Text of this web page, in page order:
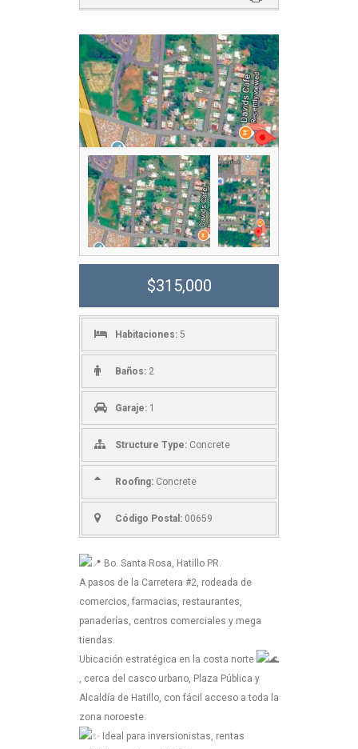
$315,000
Habitaciones: 5
Baños: 2
Garaje: 1
Structure Type: Concrete
Roofing: Concrete
Código Postal: 00659
Bo. Santa Rosa, Hatillo PR.
A pasos de la Carretera #2, rodeada de
comercios, farmacias, restaurantes,
panaderías, centros comerciales y mega
tiendas.
Ubicación estratégica en la costa norte
, cerca del casco urbano, Plaza Pública y
Alcaldía de Hatillo, con fácil acceso a toda la
zona noroeste.
Ideal para inversionistas, rentas